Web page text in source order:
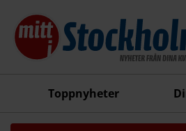
Toppnyheter